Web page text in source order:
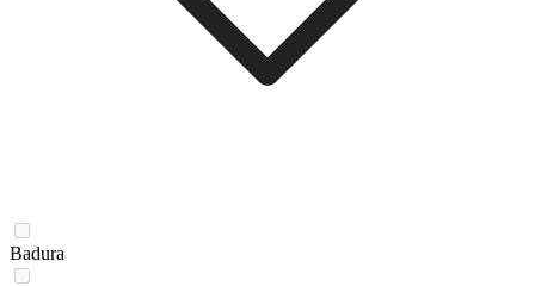
Badura